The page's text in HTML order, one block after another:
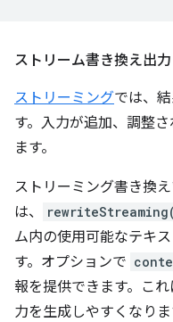
ストリーム書き換え出力
ストリーミングでは、
す。入力が追加、調整
ます。
ストリーミング書き換
は、
ム内の使用可能なテキ
す。オプションで
報を提供できます。こ
力を生成しやすくなりま